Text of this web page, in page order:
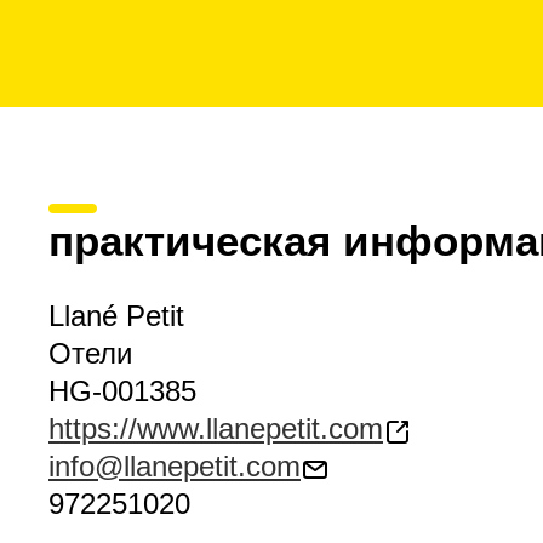
практическая
Llané Petit
Отели
HG-001385
https://www.llanepetit.com
info@llanepetit.com
972251020